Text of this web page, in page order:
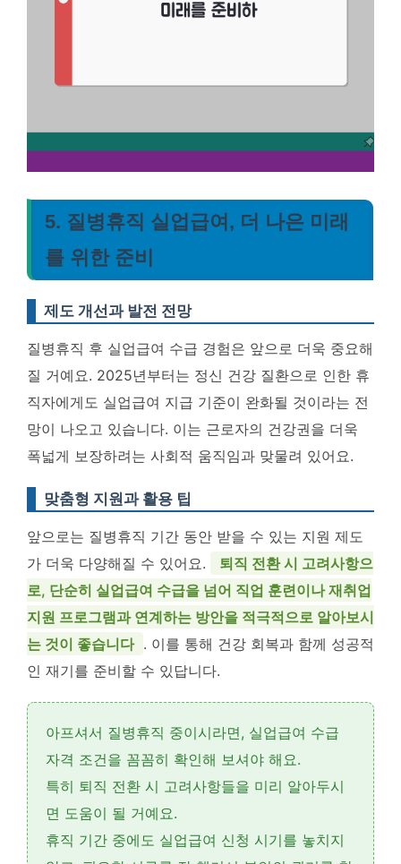
5. 질병휴직 실업급여, 더 나은 미래
를 위한 준비
제도 개선과 발전 전망
질병휴직 후 실업급여 수급 경험은 앞으로 더욱 중요해
질 거예요. 2025년부터는 정신 건강 질환으로 인한 휴
직자에게도 실업급여 지급 기준이 완화될 것이라는 전
망이 나오고 있습니다. 이는 근로자의 건강권을 더욱
폭넓게 보장하려는 사회적 움직임과 맞물려 있어요.
맞춤형 지원과 활용 팁
앞으로는 질병휴직 기간 동안 받을 수 있는 지원 제도
가 더욱 다양해질 수 있어요.
퇴직 전환 시 고려사항으
로, 단순히 실업급여 수급을 넘어 직업 훈련이나 재취업
지원 프로그램과 연계하는 방안을 적극적으로 알아보시
는 것이 좋습니다 . 이를 통해 건강 회복과 함께 성공적
인 재기를 준비할 수 있답니다.
아프셔서 질병휴직 중이시라면, 실업급여 수급
자격 조건을 꼼꼼히 확인해 보셔야 해요.
특히 퇴직 전환 시 고려사항들을 미리 알아두시
면 도움이 될 거예요.
휴직 기간 중에도 실업급여 신청 시기를 놓치지